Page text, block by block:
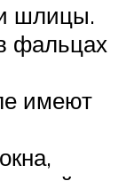
шлицы.
фальцах
имеют